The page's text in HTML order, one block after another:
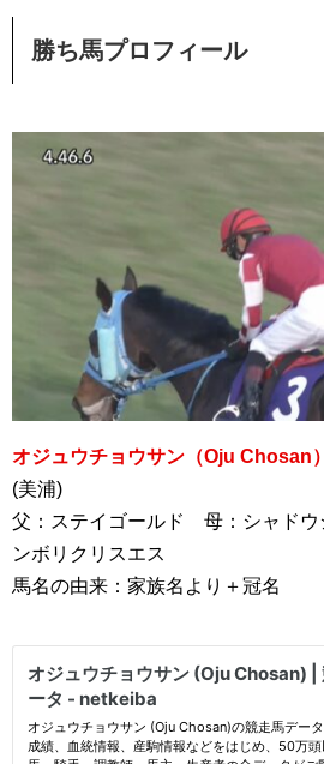
勝ち馬プロフィール
オジュウチョウサン（Oju Chosan）
(美浦)
父：ステイゴールド 母：シャド
ンボリクリスエス
馬名の由来：家族名より＋冠名